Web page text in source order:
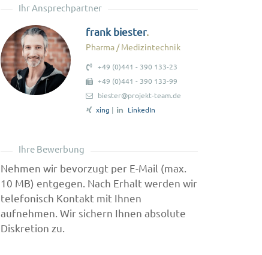
Ihr Ansprechpartner
frank biester
Pharma / Medizintechnik
+49 (0)441 - 390 133-23
+49 (0)441 - 390 133-99
biester@projekt-team.de
xing | LinkedIn
Ihre Bewerbung
Nehmen wir bevorzugt per E-Mail (max.
10 MB) entgegen. Nach Erhalt werden wir
telefonisch Kontakt mit Ihnen
aufnehmen. Wir sichern Ihnen absolute
Diskretion zu.